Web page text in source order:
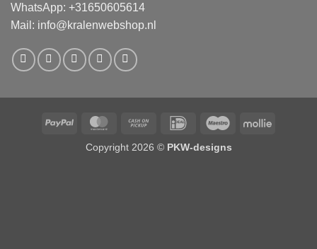
WhatsApp: +31650605614
Mail: info@kralenwebshop.nl
PayPal MasterCardCash
Pickup
IDeal Maestro Mollie
Copyright 2026 © PKW-designs